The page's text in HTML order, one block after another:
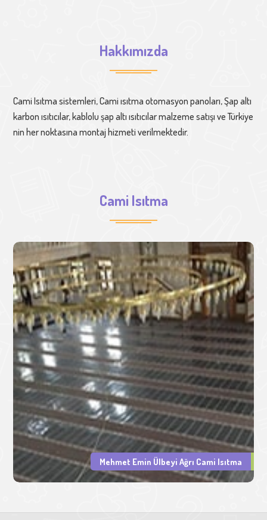
Hakkımızda
Cami Isıtma sistemleri, Cami ısıtma otomasyon panoları, Şap altı
karbon ısıtıcılar, kablolu şap altı ısıtıcılar malzeme satışı ve Türkiye
nin her noktasına montaj hizmeti verilmektedir.
Cami Isıtma
Mehmet Emin Ülbeyi Ağrı Cami Isıtma